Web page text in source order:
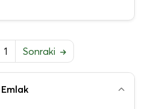
1 Sonraki